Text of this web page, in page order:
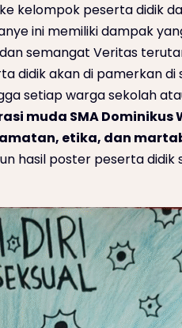
kelompok peserta didik
ini memiliki dampak
semangat Veritas
didik akan di pamerkan di
setiap warga sekolah
muda SMA Dominikus
etika, dan
hasil poster peserta didik